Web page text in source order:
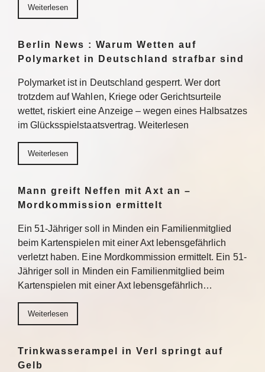
Weiterlesen
Berlin News : Warum Wetten auf
Polymarket in Deutschland strafbar sind
Polymarket ist in Deutschland gesperrt. Wer dort
trotzdem auf Wahlen, Kriege oder Gerichtsurteile
wettet, riskiert eine Anzeige – wegen eines Halbsatzes
im Glücksspielstaatsvertrag. Weiterlesen
Weiterlesen
Mann greift Neffen mit Axt an –
Mordkommission ermittelt
Ein 51-Jähriger soll in Minden ein Familienmitglied
beim Kartenspielen mit einer Axt lebensgefährlich
verletzt haben. Eine Mordkommission ermittelt. Ein 51-
Jähriger soll in Minden ein Familienmitglied beim
Kartenspielen mit einer Axt lebensgefährlich…
Weiterlesen
Trinkwasserampel in Verl springt auf
Gelb